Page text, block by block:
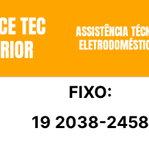
FIXO:
19 2038-2458